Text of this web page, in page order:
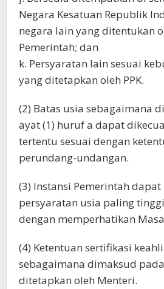
Negara Kesatuan Republik
negara lain yang ditentukan
Pemerintah; dan
k. Persyaratan lain sesuai
yang ditetapkan oleh PPK.
(2) Batas usia sebagaimana
ayat (1) huruf a dapat
tertentu sesuai dengan
perundang-undangan.
(3) Instansi Pemerintah
persyaratan usia paling
dengan memperhatikan
(4) Ketentuan sertifikasi
sebagaimana dimaksud
ditetapkan oleh Menteri.